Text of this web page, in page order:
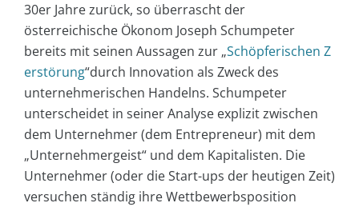
30er Jahre zurück, so überrascht der
österreichische Ökonom Joseph Schumpeter
bereits mit seinen Aussagen zur „Schöpferischen Z
erstörung“durch Innovation als Zweck des
unternehmerischen Handelns. Schumpeter
unterscheidet in seiner Analyse explizit zwischen
dem Unternehmer (dem Entrepreneur) mit dem
„Unternehmergeist“ und dem Kapitalisten. Die
Unternehmer (oder die Start-ups der heutigen Zeit)
versuchen ständig ihre Wettbewerbsposition